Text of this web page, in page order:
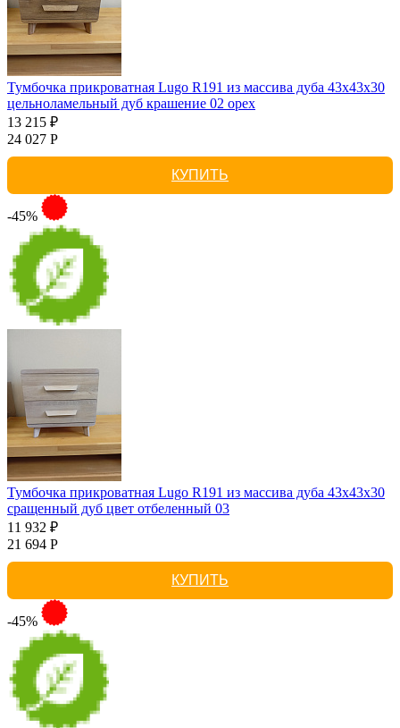
Тумбочка прикроватная Lugo R191 из массива дуба 43х43х30
цельноламельный дуб крашение 02 орех
13 215 ₽
24 027 Р
КУПИТЬ
-45%
Тумбочка прикроватная Lugo R191 из массива дуба 43х43х30
сращенный дуб цвет отбеленный 03
11 932 ₽
21 694 Р
КУПИТЬ
-45%